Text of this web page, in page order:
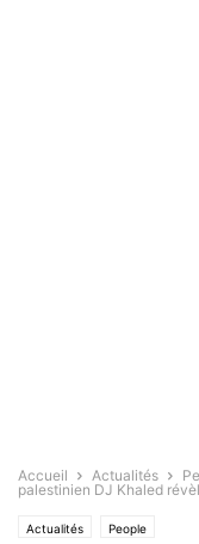
Accueil Actualités
palestinien DJ Khaled
Actualités People